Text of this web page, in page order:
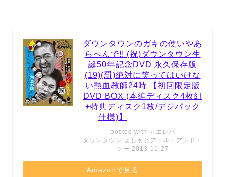
ダウンタウンのガキの使いやあ
らへんで!! (祝)ダウンタウン生
誕50年記念DVD 永久保存版
(19)(罰)絶対に笑ってはいけな
い熱血教師24時 【初回限定版
DVD BOX (本編ディスク4枚組
+特典ディスク1枚/デジパック
仕様)】
posted with カエレバ
ダウンタウン よしもとアール・アンド・
シー 2013-11-27
Amazonで見る